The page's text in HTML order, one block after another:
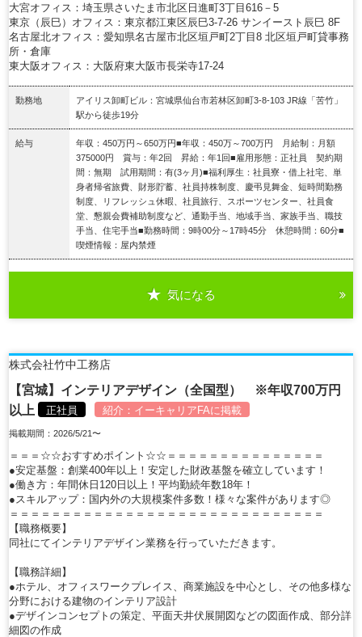
大宮オフィス：埼玉県さいたま市北区日進町3丁目616－5
東京（辰巳）オフィス：東京都江東区辰巳3-7-26 サンイースト辰巳 8F
名古屋北オフィス：愛知県名古屋市北区垣戸町2丁目8 北区垣戸町貸事務
所・倉庫
東大阪オフィス：大阪府東大阪市長栄寺17-24
勤務地
アイリス卸町ビル：宮城県仙台市若林区卸町3-8-103 JR線「苦竹」
駅から徒歩19分
給与
年収：450万円～650万円■年収：450万～700万円 月給制：月額
375000円 賞与：年2回 昇給：年1回■雇用形態：正社員 契約期
間：無期 試用期間：有(3ヶ月)■福利厚生：社員寮・借上社宅、単
身者帰省旅費、財形貯蓄、社員持株制度、慶弔見舞金、短時間勤務
制度、リフレッシュ休暇、社員旅行、スポーツセンター、社員食
堂、懇親会費補助制度など、通勤手当、地域手当、家族手当、職技
手当、住宅手当■勤務時間：9時00分～17時45分 休憩時間：60分■
喫煙情報：屋内禁煙
気になる
株式会社竹中工務店
【宮城】インテリアデザイン（全国型） ※年収700万円
以上
正社員 紹介： イーキャリアFAに掲載
掲載期間：2026/5/21〜
＝＝＝☆☆おすすめポイント☆☆＝＝＝＝＝＝＝＝＝＝＝＝＝＝＝
●安定基盤：創業400年以上！安定した財政基盤を確立しています！
●働き方：年間休日120日以上！平均勤続年数18年！
●スキルアップ：国内外の大規模案件多数！様々な案件があります◎
＝＝＝＝＝＝＝＝＝＝＝＝＝＝＝＝＝＝＝＝＝＝＝＝＝＝＝＝＝＝
【職務概要】
同社にてインテリアデザイン業務を行っていただきます。
【職務詳細】
●ホテル、オフィスワークプレイス、商業施設を中心とし、その他多様な
分野における建物のインテリア設計
●デザインコンセプトの策定、平面天井伏展開図などの図面作成、部分詳
細図の作成